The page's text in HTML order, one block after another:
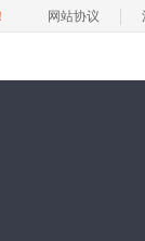
网站协议